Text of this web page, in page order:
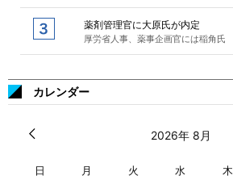
薬剤管理官に大原氏が内定
厚労省人事、薬事企画官には稲角氏
カレンダー
2026年 8月
日 月 火 水 木